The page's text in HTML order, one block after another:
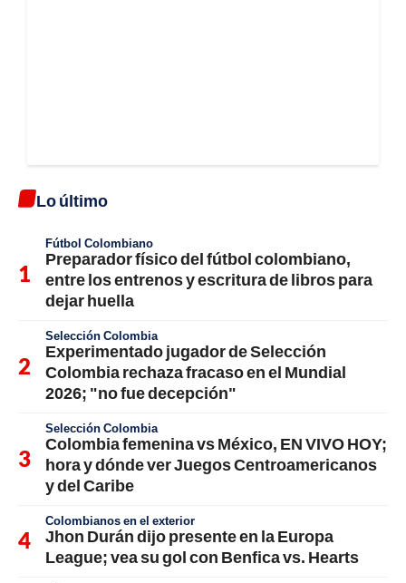
Lo último
Fútbol Colombiano
Preparador físico del fútbol colombiano,
entre los entrenos y escritura de libros para
dejar huella
Selección Colombia
Experimentado jugador de Selección
Colombia rechaza fracaso en el Mundial
2026; "no fue decepción"
Selección Colombia
Colombia femenina vs México, EN VIVO HOY;
hora y dónde ver Juegos Centroamericanos
y del Caribe
Colombianos en el exterior
Jhon Durán dijo presente en la Europa
League; vea su gol con Benfica vs. Hearts